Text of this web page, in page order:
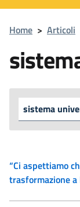
Home > Articoli
“Ci aspettiamo
trasformazione